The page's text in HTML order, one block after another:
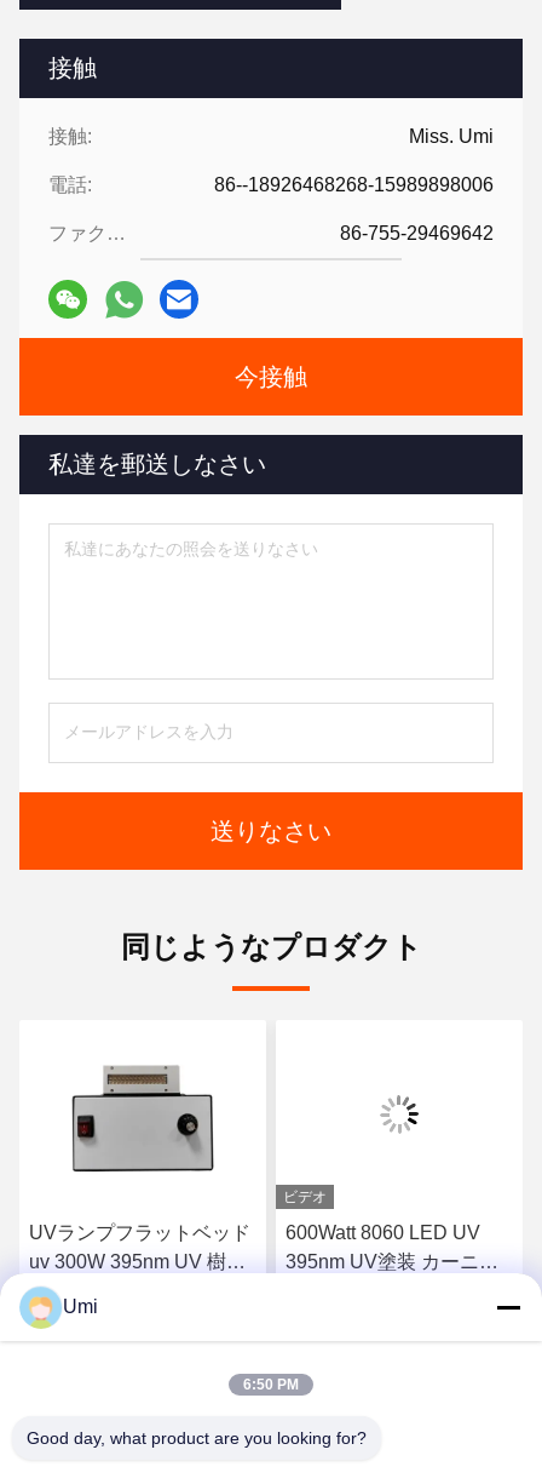
接触
接触: Miss. Umi
電話: 86--18926468268-15989898006
ファクシミリ: 86-755-29469642
今接触
私達を郵送しなさい
送りなさい
同じようなプロダクト
UVランプフラットベッド
uv 300W 395nm UV 樹脂
塗料のための空気冷却 uv
フラットベッドプリンタ
ー
最もよい価格を得なさ
ビデオ
600Watt 8060 LED UV
395nm UV塗装 カーニン
ェット カーニング UV ポ
ーランドのドライヤーラ
最もよい価格を得なさ
Umi
6:50 PM
Good day, what product are you looking for?